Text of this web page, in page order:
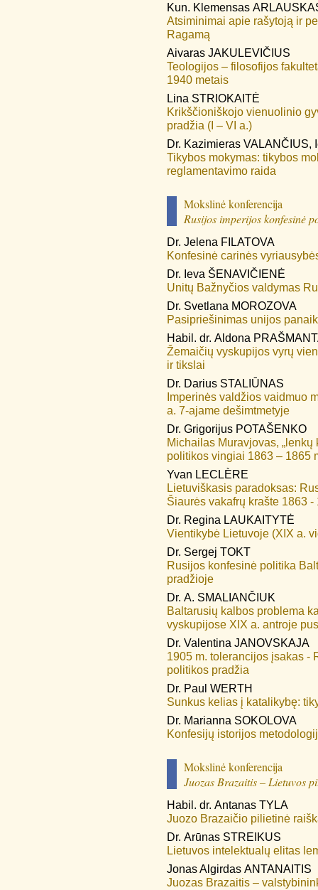
Kun. Klemensas
Atsiminimai apie rašytoją ir
Ragamą
Aivaras JAKULEVIČIUS
Teologijos – filosofijos
1940 metais
Lina STRIOKAITĖ
Krikščioniškojo vienuolinio
pradžia (I – VI a.)
Dr. Kazimieras VALANČIUS,
Tikybos mokymas: tikybos
reglamentavimo raida
Mokslinė konferencija
Rusijos imperijos konfesinė
Dr. Jelena FILATOVA
Konfesinė carinės
Dr. Ieva ŠENAVIČIENĖ
Unitų Bažnyčios valdymas
Dr. Svetlana MOROZOVA
Pasipriešinimas unijos
Habil. dr. Aldona
Žemaičių vyskupijos vyrų
ir tikslai
Dr. Darius STALIŪNAS
Imperinės valdžios vaidmuo
a. 7-ajame dešimtmetyje
Dr. Grigorijus POTAŠENKO
Michailas Muravjovas,
politikos vingiai 1863 – 1865
Yvan LECLÈRE
Lietuviškasis paradoksas:
Šiaurės vakafrų krašte 1863 -
Dr. Regina LAUKAITYTĖ
Vientikybė Lietuvoje (XIX a.
Dr. Sergej TOKT
Rusijos konfesinė politika
pradžioje
Dr. A. SMALIANČIUK
Baltarusių kalbos problema
vyskupijose XIX a. antroje
Dr. Valentina JANOVSKAJA
1905 m. tolerancijos įsakas -
politikos pradžia
Dr. Paul WERTH
Sunkus kelias į katalikybę:
Dr. Marianna SOKOLOVA
Konfesijų istorijos
Mokslinė konferencija
Juozas Brazaitis – Lietuvos
Habil. dr. Antanas TYLA
Juozo Brazaičio pilietinė
Dr. Arūnas STREIKUS
Lietuvos intelektualų elitas
Jonas Algirdas ANTANAITIS
Juozas Brazaitis –